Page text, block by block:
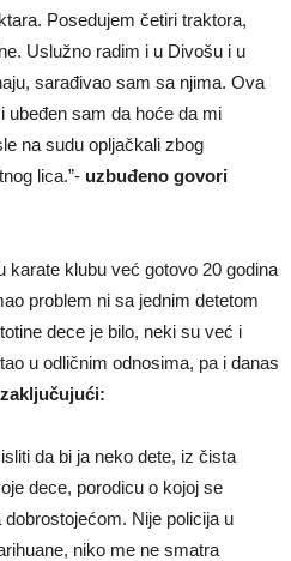
Posedujem četiri traktora,
Uslužno radim i u Divošu i u
sarađivao sam sa njima. Ova
ubeđen sam da hoće da mi
na sudu opljačkali zbog
lica.”- uzbuđeno govori
karate klubu već gotovo 20 godina
problem ni sa jednim detetom
dece je bilo, neki su već i
u odličnim odnosima, pa i danas
da bi ja neko dete, iz čista
dece, porodicu o kojoj se
Nije policija u
niko me ne smatra